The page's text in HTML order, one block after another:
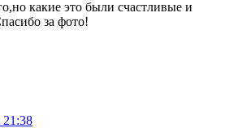
какие это были счастливые и
за фото!
21:38